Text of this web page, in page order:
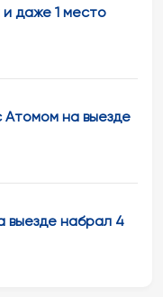
даже 1 место
Атомом на выезде
выезде набрал 4